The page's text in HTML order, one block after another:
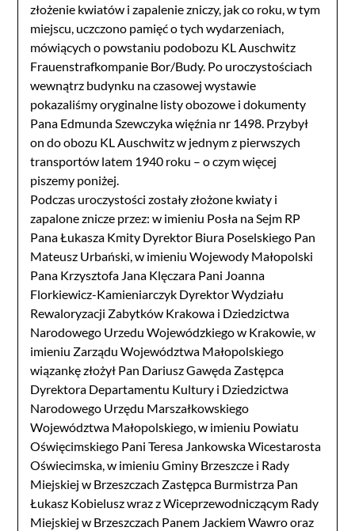
złożenie kwiatów i zapalenie zniczy, jak co roku, w tym
miejscu, uczczono pamięć o tych wydarzeniach,
mówiących o powstaniu podobozu KL Auschwitz
Frauenstrafkompanie Bor/Budy. Po uroczystościach
wewnątrz budynku na czasowej wystawie
pokazaliśmy oryginalne listy obozowe i dokumenty
Pana Edmunda Szewczyka więźnia nr 1498. Przybył
on do obozu KL Auschwitz w jednym z pierwszych
transportów latem 1940 roku – o czym więcej
piszemy poniżej.
Podczas uroczystości zostały złożone kwiaty i
zapalone znicze przez: w imieniu Posła na Sejm RP
Pana Łukasza Kmity Dyrektor Biura Poselskiego Pan
Mateusz Urbański, w imieniu Wojewody Małopolski
Pana Krzysztofa Jana Klęczara Pani Joanna
Florkiewicz-Kamieniarczyk Dyrektor Wydziału
Rewaloryzacji Zabytków Krakowa i Dziedzictwa
Narodowego Urzedu Wojewódzkiego w Krakowie, w
imieniu Zarządu Województwa Małopolskiego
wiązankę złożył Pan Dariusz Gawęda Zastępca
Dyrektora Departamentu Kultury i Dziedzictwa
Narodowego Urzędu Marszałkowskiego
Województwa Małopolskiego, w imieniu Powiatu
Oświęcimskiego Pani Teresa Jankowska Wicestarosta
Oświecimska, w imieniu Gminy Brzeszcze i Rady
Miejskiej w Brzeszczach Zastępca Burmistrza Pan
Łukasz Kobielusz wraz z Wiceprzewodniczącym Rady
Miejskiej w Brzeszczach Panem Jackiem Wawro oraz